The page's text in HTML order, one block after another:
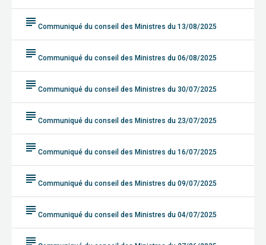
subject Communiqué du conseil des Ministres du 13/08/2025
subject Communiqué du conseil des Ministres du 06/08/2025
subject Communiqué du conseil des Ministres du 30/07/2025
subject Communiqué du conseil des Ministres du 23/07/2025
subject Communiqué du conseil des Ministres du 16/07/2025
subject Communiqué du conseil des Ministres du 09/07/2025
subject Communiqué du conseil des Ministres du 04/07/2025
subject